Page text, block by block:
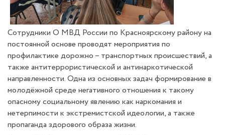
Сотрудники О МВД России по Красноярскому району на
постоянной основе проводят мероприятия по
профилактике дорожно – транспортных происшествий, а
также антитеррористической и антинаркотической
направленности. Одна из основных задач формирование в
молодёжной среде негативного отношения к такому
опасному социальному явлению как наркомания и
нетерпимости к экстремистской идеологии, а также
пропаганда здорового образа жизни.